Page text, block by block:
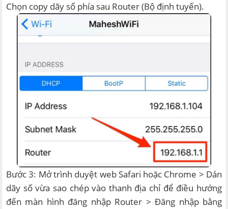
Chọn copy dãy số phía sau Router (Bộ định tuyến).
Bước 3: Mở trình duyệt web Safari hoặc Chrome > Dán
dãy số vừa sao chép vào thanh địa chỉ để điều hướng
đến màn hình đăng nhập Router > Đăng nhập bằng